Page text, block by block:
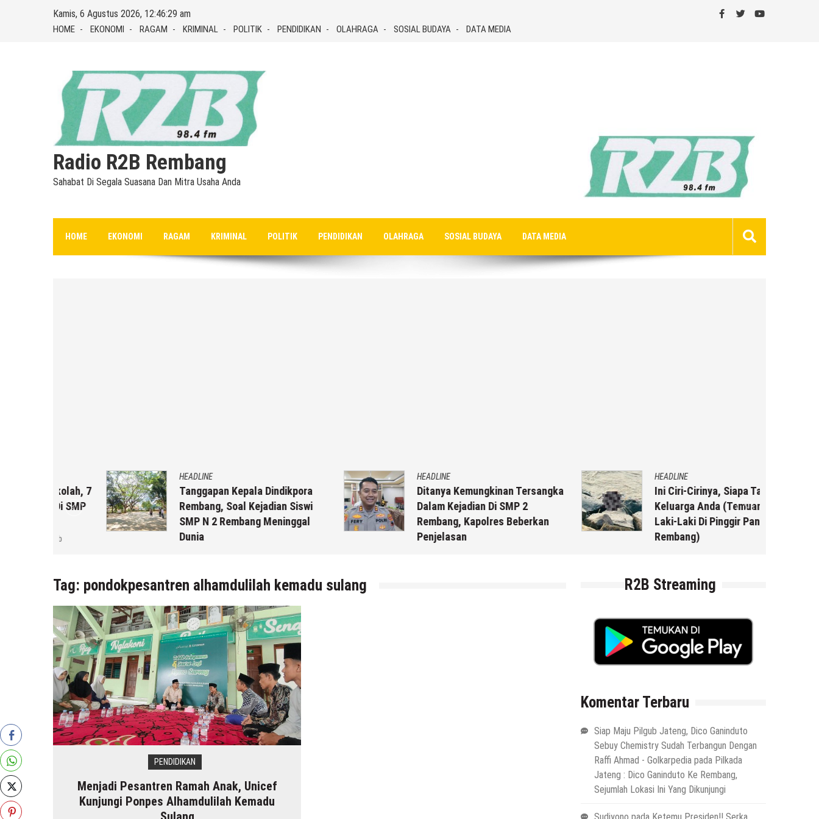
Kamis, 6 Agustus 2026, 12:46:29 am
HOME EKONOMI RAGAM KRIMINAL POLITIK PENDIDIKAN OLAHRAGA SOSIAL BUDAYA DATA MEDIA
Radio R2B Rembang
Sahabat Di Segala Suasana Dan Mitra Usaha Anda
HOME EKONOMI RAGAM KRIMINAL POLITIK PENDIDIKAN OLAHRAGA SOSIAL BUDAYA DATA MEDIA
HEADLINE
Tanggapan Kepala Dindikpora
Rembang, Soal Kejadian Siswi
SMP N 2 Rembang Meninggal
HEADLINE
Ditanya Kemungkinan Tersangka
Dalam Kejadian Di SMP 2
Rembang, Kapolres Beberkan
Penjelasan
HEADLINE
Ini Ciri-Cirinya, Siapa Tahu
Keluarga Anda (Temuan Mayat
Laki-Laki Di Pinggir Pantai Utara
Tag: pondokpesantren alhamdulilah kemadu sulang
PENDIDIKAN
Menjadi Pesantren Ramah Anak, Unicef
Kunjungi Ponpes Alhamdulilah Kemadu
R2B Streaming
Komentar Terbaru
Siap Maju Pilgub Jateng, Dico Ganinduto
Sebuy Chemistry Sudah Terbangun Dengan
Raffi Ahmad - Golkarpedia pada Pilkada
Jateng : Dico Ganinduto Ke Rembang,
Sejumlah Lokasi Ini Yang Dikunjungi